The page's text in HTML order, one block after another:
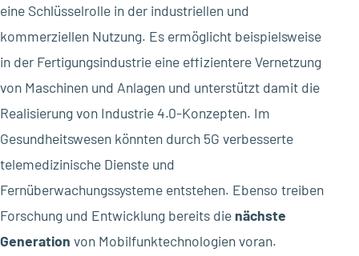
eine Schlüsselrolle in der industriellen und
kommerziellen Nutzung. Es ermöglicht beispielsweise
in der Fertigungsindustrie eine effizientere Vernetzung
von Maschinen und Anlagen und unterstützt damit die
Realisierung von Industrie 4.0-Konzepten. Im
Gesundheitswesen könnten durch 5G verbesserte
telemedizinische Dienste und
Fernüberwachungssysteme entstehen. Ebenso treiben
Forschung und Entwicklung bereits die nächste
Generation von Mobilfunktechnologien voran.